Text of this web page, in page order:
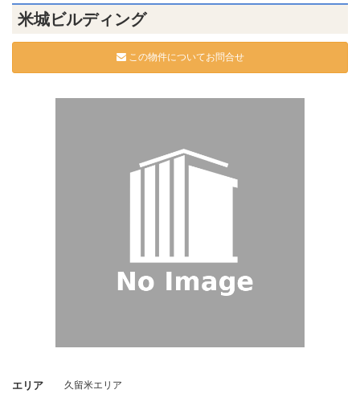
米城ビルディング
この物件についてお問合せ
エリア 久留米エリア